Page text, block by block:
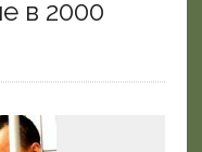
в 2000